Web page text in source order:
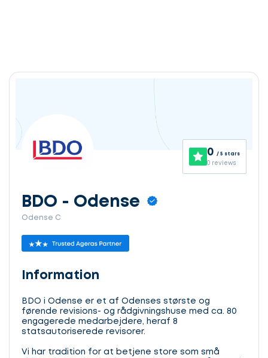
0 / 5 stars
0 reviews
BDO - Odense
Odense C
Information
BDO i Odense er et af Odenses største og
førende revisions- og rådgivningshuse med ca. 80
engagerede medarbejdere, heraf 8
statsautoriserede revisorer.
Vi har tradition for at betjene store som små